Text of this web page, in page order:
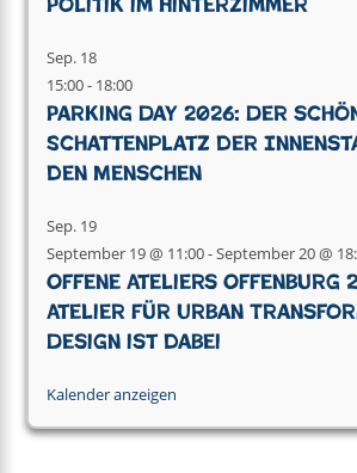
Politik im Hinterzimmer
Sep. 18
15:00- 18:00
Parking Day 2026: Der
Schattenplatz der
den Menschen
Sep. 19
September 19 @ 11:00-September 20 @
Offene Ateliers Offenburg
Atelier für Urban
Design ist dabei
Kalender anzeigen